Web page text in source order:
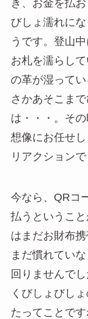
き、お金を払
びしょ濡れに
うです。登山
お札を濡らし
の革が湿って
さかあそこま
は・・・。そ
想像にお任せ
リアクションで
今なら、QRコ
払うというこ
はまだお財布
まだ慣れてい
回りませんで
くびしょびし
たってことで